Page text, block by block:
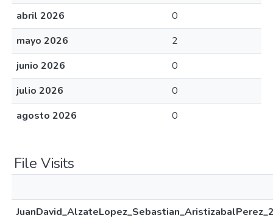
abril 2026
0
mayo 2026
2
junio 2026
0
julio 2026
0
agosto 2026
0
File Visits